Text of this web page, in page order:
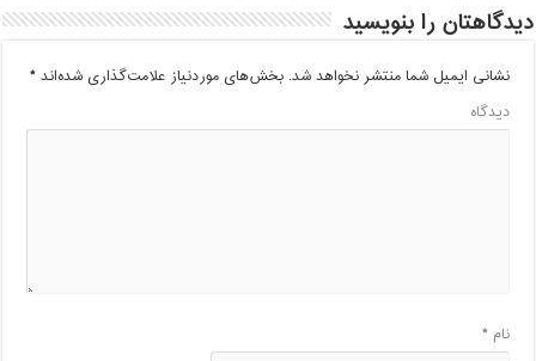
دیدگاهتان را بنویسید
نشانی ایمیل شما منتشر نخواهد شد. بخش‌های موردنیاز علامت‌گذاری شده‌اند*
دیدگاه
نام *